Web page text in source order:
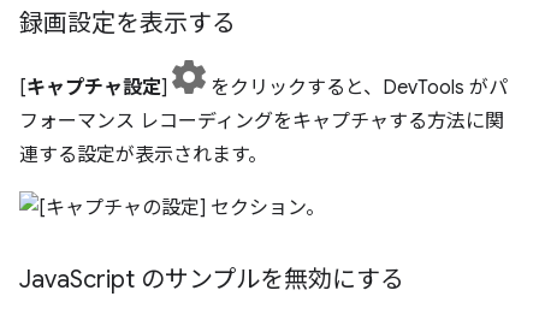
録画設定を表示する
[キャプチャ設定]
をクリックすると、DevTools がパ
フォーマンス レコーディングをキャプチャする方法に関
連する設定が表示されます。
JavaScript のサンプルを無効にする